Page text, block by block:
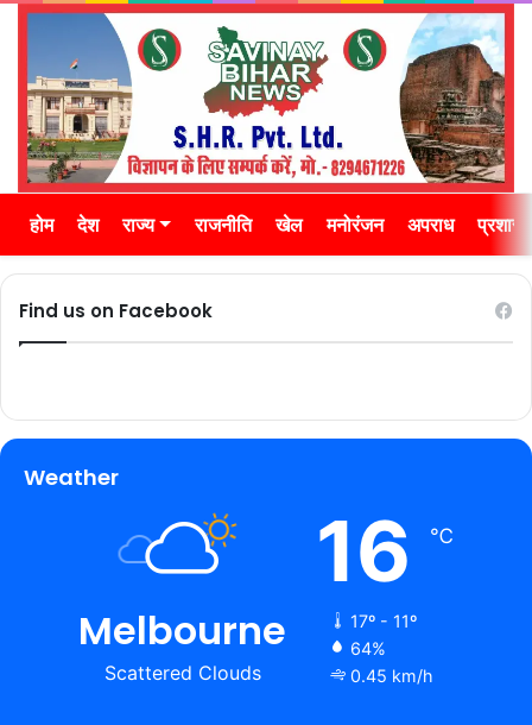
होम देश राज्य राजनीति खेल मनोरंजन अपराध
Find us on Facebook
Weather
Melbourne
Scattered Clouds
16 ℃
17º - 11º
64%
0.45 km/h